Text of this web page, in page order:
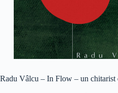
Radu Vâlcu – In Flow – un chitarist